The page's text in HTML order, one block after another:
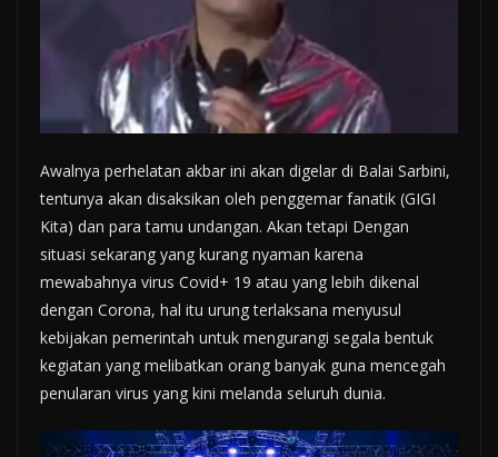
Awalnya perhelatan akbar ini akan digelar di Balai Sarbini,
tentunya akan disaksikan oleh penggemar fanatik (GIGI
Kita) dan para tamu undangan. Akan tetapi Dengan
situasi sekarang yang kurang nyaman karena
mewabahnya virus Covid+ 19 atau yang lebih dikenal
dengan Corona, hal itu urung terlaksana menyusul
kebijakan pemerintah untuk mengurangi segala bentuk
kegiatan yang melibatkan orang banyak guna mencegah
penularan virus yang kini melanda seluruh dunia.